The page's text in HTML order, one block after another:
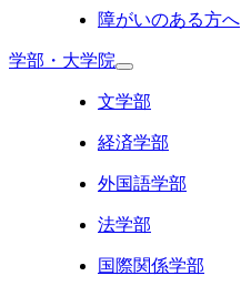
障がいのある方へ
学部・大学院
文学部
経済学部
外国語学部
法学部
国際関係学部